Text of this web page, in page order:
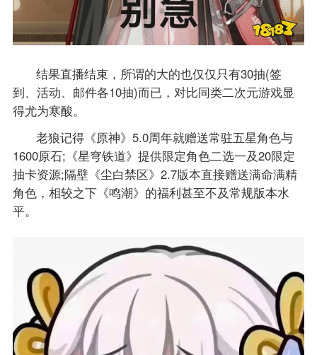
结果直播结束，所谓的大的也仅仅只有30抽(签
到、活动、邮件各10抽)而已，对比同类二次元游戏显
得尤为寒酸。
老狼记得《原神》5.0周年就赠送常驻五星角色与
1600原石;《星穹铁道》提供限定角色二选一及20限定
抽卡资源;隔壁《尘白禁区》2.7版本直接赠送满命满精
角色，相较之下《鸣潮》的福利甚至不及常规版本水
平。